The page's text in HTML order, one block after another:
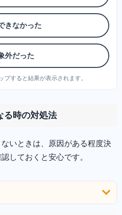
きなかった
外だった
すると結果が表示されます。
る時の対処法
いときは、原因がある程度決
しておくと安心です。